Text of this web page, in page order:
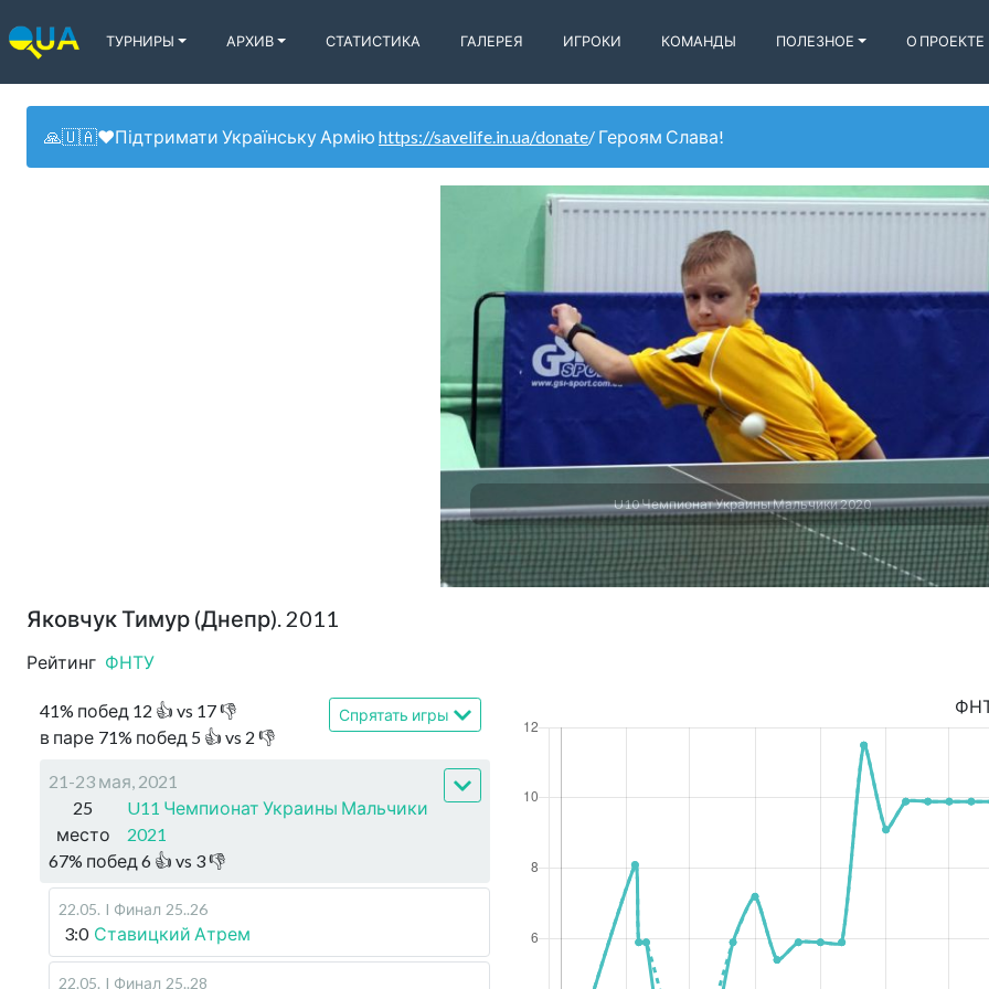
ТУРНИРЫ АРХИВ СТАТИСТИКА ГАЛЕРЕЯ ИГРОКИ КОМАНДЫ ПОЛЕЗНОЕ О ПРОЕКТЕ
🙏🇺🇦❤️Підтримати Українську Армію https://savelife.in.ua/donate/ Героям Слава!
U10 Чемпионат Украины Мальчики 2020
Яковчук Тимур (Днепр). 2011
Рейтинг ФНТУ
41% побед 12 👍 vs 17👎
в паре 71% побед 5 👍 vs 2 👎
Спрятать игры
21-23 мая, 2021
25
место
U11 Чемпионат Украины Мальчики
2021
67% побед 6 👍 vs 3👎
22.05. I Финал 25..26
3:0 Ставицкий Атрем
22.05. I Финал 25..28